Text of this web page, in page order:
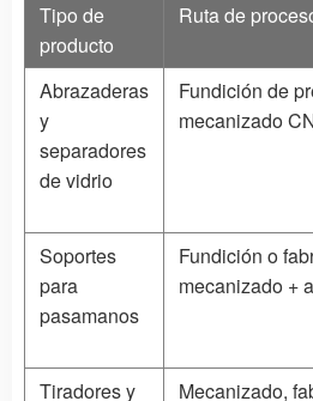
Tipo de
producto
Ruta de
Abrazaderas
y
separadores
de vidrio
Fundición de
mecanizado
Soportes
para
pasamanos
Fundición o
mecanizado +
Tiradores y
Mecanizado,